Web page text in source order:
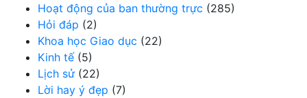
Hoạt động của ban thường trực (285)
Hỏi đáp (2)
Khoa học Giao dục (22)
Kinh tế(5)
Lịch sử(22)
Lời hay ý đẹp (7)